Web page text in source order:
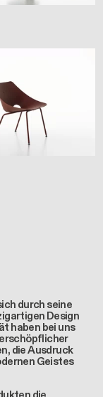
durch seine
Design
haben bei uns
die Ausdruck
Geistes